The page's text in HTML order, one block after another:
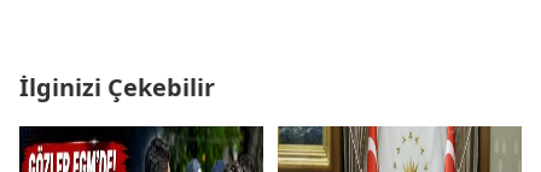
İlginizi Çekebilir